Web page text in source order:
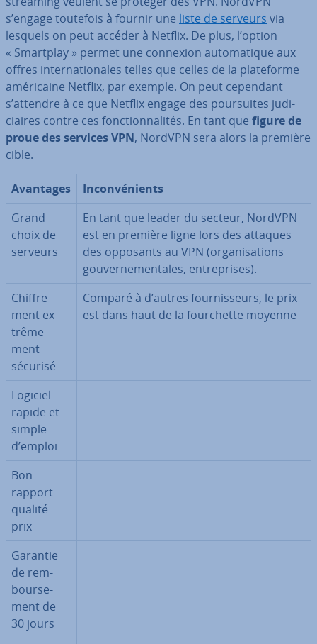
s’engage toutefois à fournir une liste de serveurs via
lesquels on peut accéder à Netflix. De plus, l’option
« Smartplay » permet une connexion au­to­ma­tique aux
offres in­ter­na­tio­nales telles que celles de la pla­te­forme
amé­ri­caine Netflix, par exemple. On peut cependant
s’attendre à ce que Netflix engage des pour­suites ju­di­
ciaires contre ces fonc­tion­na­li­tés. En tant que figure de
proue des services VPN, NordVPN sera alors la première
cible.
Avantages
In­con­vé­nients
Grand
choix de
serveurs
En tant que leader du secteur, NordVPN
est en première ligne lors des attaques
des opposants au VPN (or­ga­ni­sa­tions
gou­ver­ne­men­tales, en­tre­prises).
Chif­fre­
ment ex­
trê­me­
ment
sécurisé
Comparé à d’autres four­nis­seurs, le prix
est dans haut de la four­chette moyenne
Logiciel
rapide et
simple
d’emploi
Bon
rapport
qualité
prix
Garantie
de rem­
bour­se­
ment de
30 jours